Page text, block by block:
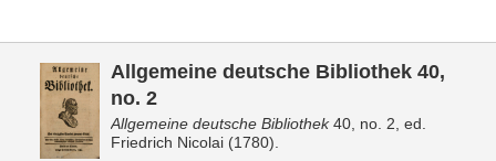
Allgemeine deutsche Bibliothek 40,
no. 2
Allgemeine deutsche Bibliothek40, no. 2, ed.
Friedrich Nicolai (1780).